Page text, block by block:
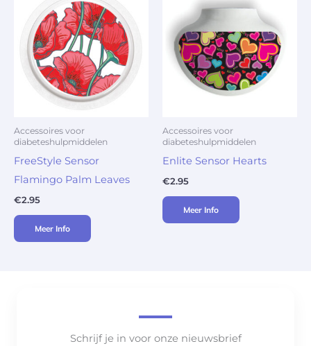
Accessoires voor
diabeteshulpmiddelen
FreeStyle Sensor
Flamingo Palm Leaves
€2.95
Meer Info
Accessoires voor
diabeteshulpmiddelen
Enlite Sensor Hearts
€2.95
Meer Info
Schrijf je in voor onze nieuwsbrief